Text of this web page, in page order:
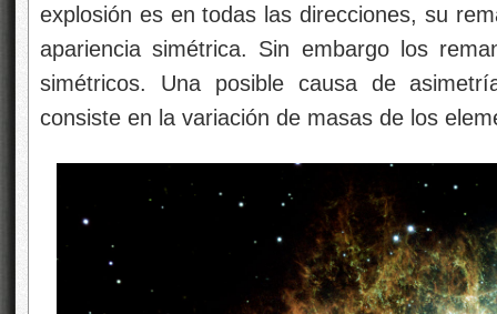
explosión es en todas las direcciones, su
apariencia simétrica. Sin embargo los
simétricos. Una posible causa de
consiste en la variación de masas de los